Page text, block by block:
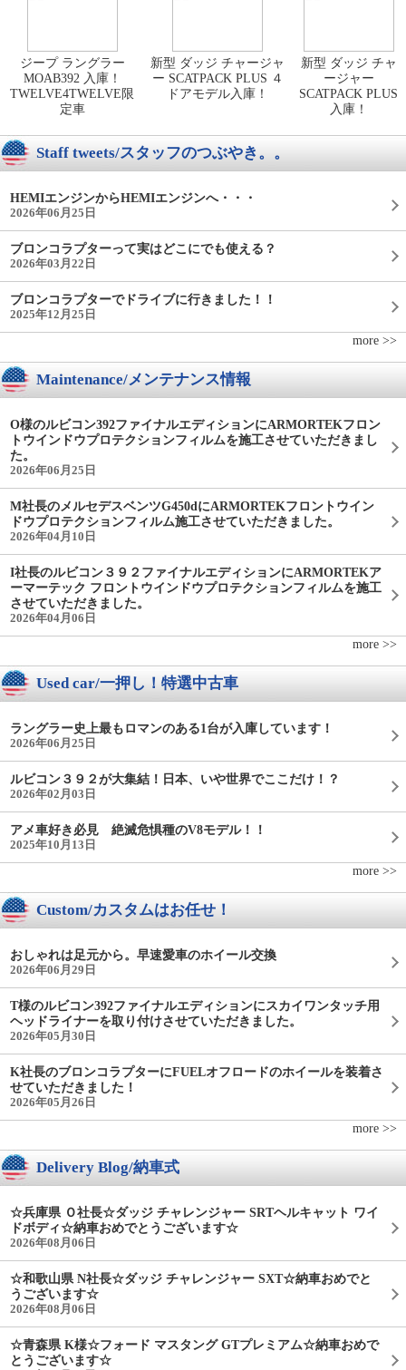
ジープ ラングラー
MOAB392 入庫！
TWELVE4TWELVE限
定車
新型 ダッジ チャージャ
ー SCATPACK PLUS ４
ドアモデル入庫！
新型 ダッジ チャ
ージャー
SCATPACK PLUS
入庫！
Staff tweets/スタッフのつぶやき。。
HEMIエンジンからHEMIエンジンへ・・・
2026年06月25日
ブロンコラプターって実はどこにでも使える？
2026年03月22日
ブロンコラプターでドライブに行きました！！
2025年12月25日
more >>
Maintenance/メンテナンス情報
O様のルビコン392ファイナルエディションにARMORTEKフロン
トウインドウプロテクションフィルムを施工させていただきまし
た。
2026年06月25日
M社長のメルセデスベンツG450dにARMORTEKフロントウイン
ドウプロテクションフィルム施工させていただきました。
2026年04月10日
I社長のルビコン３９２ファイナルエディションにARMORTEKア
ーマーテック フロントウインドウプロテクションフィルムを施工
させていただきました。
2026年04月06日
more >>
Used car/一押し！特選中古車
ラングラー史上最もロマンのある1台が入庫しています！
2026年06月25日
ルビコン３９２が大集結！日本、いや世界でここだけ！？
2026年02月03日
アメ車好き必見 絶滅危惧種のV8モデル！！
2025年10月13日
more >>
Custom/カスタムはお任せ！
おしゃれは足元から。早速愛車のホイール交換
2026年06月29日
T様のルビコン392ファイナルエディションにスカイワンタッチ用
ヘッドライナーを取り付けさせていただきました。
2026年05月30日
K社長のブロンコラプターにFUELオフロードのホイールを装着さ
せていただきました！
2026年05月26日
more >>
Delivery Blog/納車式
☆兵庫県 Ｏ社長☆ダッジ チャレンジャー SRTヘルキャット ワイ
ドボディ☆納車おめでとうございます☆
2026年08月06日
☆和歌山県 N社長☆ダッジ チャレンジャー SXT☆納車おめでと
うございます☆
2026年08月06日
☆青森県 K様☆フォード マスタング GTプレミアム☆納車おめで
とうございます☆